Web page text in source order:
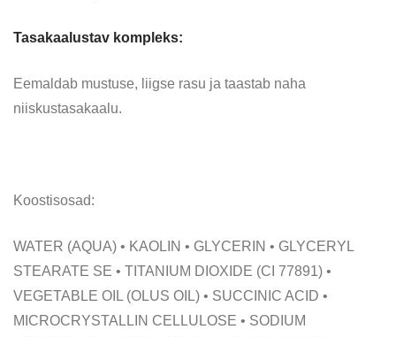
Tasakaalustav kompleks:
Eemaldab mustuse, liigse rasu ja taastab naha
niiskustasakaalu.
Koostisosad:
WATER (AQUA) • KAOLIN • GLYCERIN • GLYCERYL
STEARATE SE • TITANIUM DIOXIDE (CI 77891) •
VEGETABLE OIL (OLUS OIL) • SUCCINIC ACID •
MICROCRYSTALLIN CELLULOSE • SODIUM